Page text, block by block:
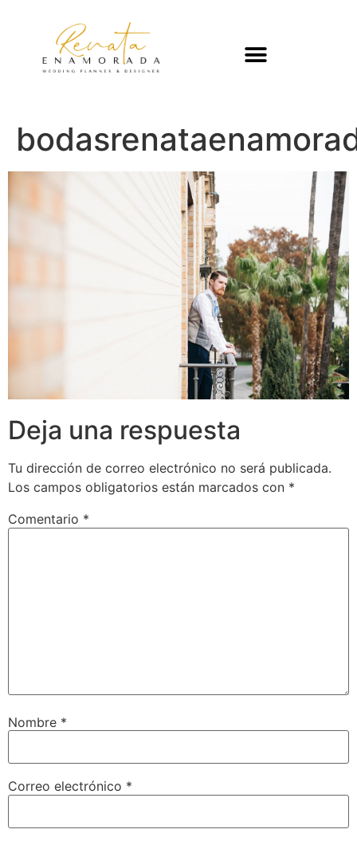
Deja una respuesta
Tu dirección de correo electrónico no será publicada.
Los campos obligatorios están marcados con *
Comentario *
Nombre *
Correo electrónico *